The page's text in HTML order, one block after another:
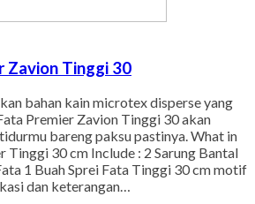
Zavion Tinggi 30
bahan kain microtex disperse yang
Premier Zavion Tinggi 30 akan
bareng paksu pastinya. What in
Tinggi 30 cm Include : 2 Sarung Bantal
1 Buah Sprei Fata Tinggi 30 cm motif
dan keterangan…